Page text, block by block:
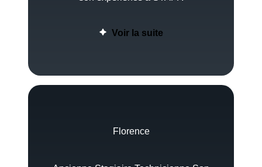
Voir la suite
Florence